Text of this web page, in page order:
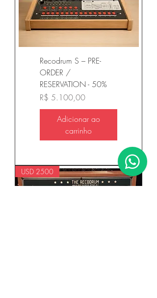
Recodrum S – PRE-
ORDER /
RESERVATION - 50%
Preço
R$ 5.100,00
Adicionar ao
carrinho
USD 2500